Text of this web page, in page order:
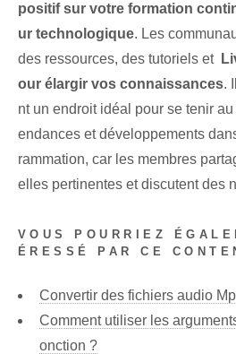
positif sur votre formation
ur technologique. Les
des ressources, des tutoriels et ‌
our élargir vos connaissances.
nt un endroit idéal pour se tenir
endances et développements
rammation, car les membres
elles pertinentes et discutent des
VOUS POURRIEZ
ÉRESSÉ PAR CE
Convertir des fichiers audio
Comment utiliser les
onction ?